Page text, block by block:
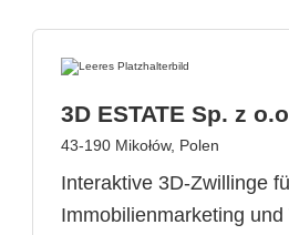
3D ESTATE Sp. z
43-190 Mikołów, Polen
Interaktive 3D-Zwillinge
Immobilienmarketing und